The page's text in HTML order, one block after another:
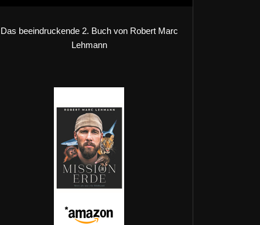
Das beeindruckende 2. Buch von Robert Marc
Lehmann